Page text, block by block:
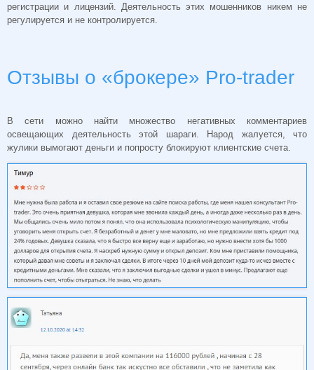
регистрации и лицензий. Деятельность этих мошенников никем не
регулируется и не контролируется.
Отзывы о «брокере» Pro-trader
В сети можно найти множество негативных комментариев
освещающих деятельность этой шараги. Народ жалуется, что
жулики вымогают деньги и попросту блокируют клиентские счета.